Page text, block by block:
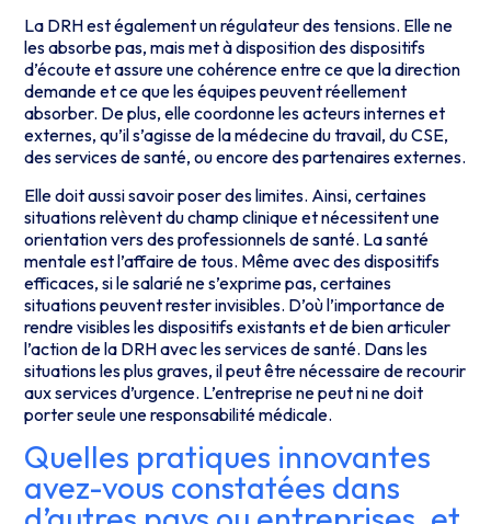
La DRH est également un régulateur des tensions. Elle ne
les absorbe pas, mais met à disposition des dispositifs
d’écoute et assure une cohérence entre ce que la direction
demande et ce que les équipes peuvent réellement
absorber. De plus, elle coordonne les acteurs internes et
externes, qu’il s’agisse de la médecine du travail, du CSE,
des services de santé, ou encore des partenaires externes.
Elle doit aussi savoir poser des limites. Ainsi, certaines
situations relèvent du champ clinique et nécessitent une
orientation vers des professionnels de santé. La santé
mentale est l’affaire de tous. Même avec des dispositifs
efficaces, si le salarié ne s’exprime pas, certaines
situations peuvent rester invisibles. D’où l’importance de
rendre visibles les dispositifs existants et de bien articuler
l’action de la DRH avec les services de santé. Dans les
situations les plus graves, il peut être nécessaire de recourir
aux services d’urgence. L’entreprise ne peut ni ne doit
porter seule une responsabilité médicale.
Quelles pratiques innovantes
avez-vous constatées dans